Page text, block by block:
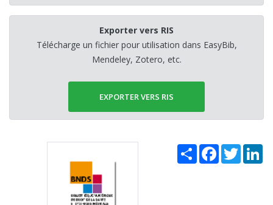
Exporter vers RIS
Télécharge un fichier pour utilisation dans EasyBib,
Mendeley, Zotero, etc.
EXPORTER VERS RIS
Share Facebook
Twitter